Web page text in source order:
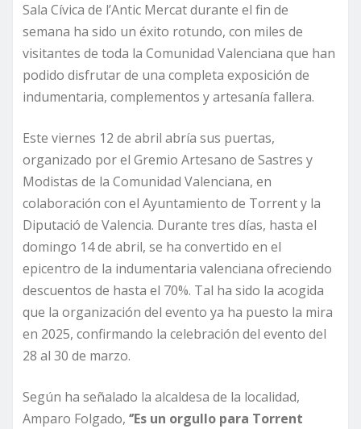
Sala Cívica de l’Antic Mercat durante el fin de
semana ha sido un éxito rotundo, con miles de
visitantes de toda la Comunidad Valenciana que han
podido disfrutar de una completa exposición de
indumentaria, complementos y artesanía fallera.
Este viernes 12 de abril abría sus puertas,
organizado por el Gremio Artesano de Sastres y
Modistas de la Comunidad Valenciana, en
colaboración con el Ayuntamiento de Torrent y la
Diputació de Valencia. Durante tres días, hasta el
domingo 14 de abril, se ha convertido en el
epicentro de la indumentaria valenciana ofreciendo
descuentos de hasta el 70%. Tal ha sido la acogida
que la organización del evento ya ha puesto la mira
en 2025, confirmando la celebración del evento del
28 al 30 de marzo.
Según ha señalado la alcaldesa de la localidad,
Amparo Folgado, ‘’Es un orgullo para Torrent